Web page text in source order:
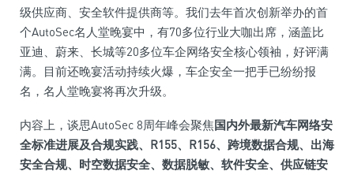
级供应商、安全软件提供商等。我们去年首次创新举办的首
个AutoSec名人堂晚宴中，有70多位行业大咖出席，涵盖比
亚迪、蔚来、长城等20多位车企网络安全核心领袖，好评满
满。目前还晚宴活动持续火爆，车企安全一把手已纷纷报
名，名人堂晚宴将再次升级。
内容上，谈思AutoSec 8周年峰会聚焦国内外最新汽车网络安
全标准进展及合规实践、R155、R156、跨境数据合规、出海
安全合规、时空数据安全、数据脱敏、软件安全、供应链安